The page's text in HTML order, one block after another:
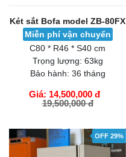
Két sắt Bofa model ZB-80FX
Miễn phí vận chuyển
C80 * R46 * S40 cm
Trọng lượng: 63kg
Bảo hành: 36 tháng
Giá: 14,500,000 đ
19,500,000 đ
OFF 29%